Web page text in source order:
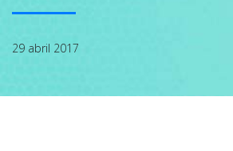
29 abril 2017